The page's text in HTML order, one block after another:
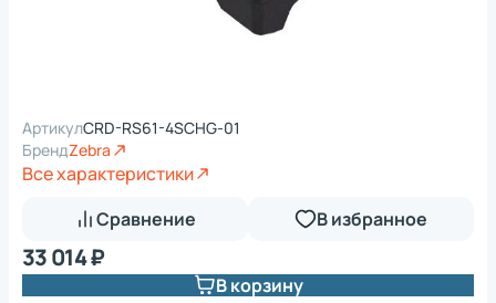
АртикулCRD-RS61-4SCHG-01
БрендZebra
Все характеристики
Сравнение
В избранное
33 014 ₽
В корзину